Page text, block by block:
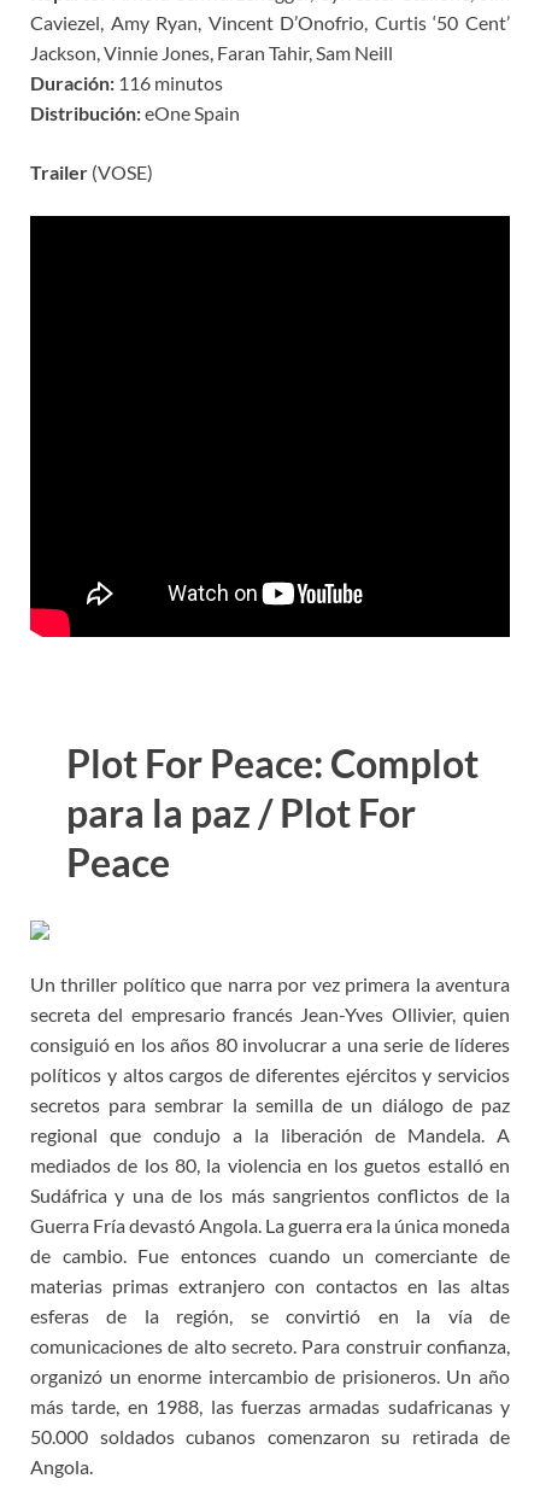
Caviezel, Amy Ryan, Vincent D’Onofrio, Curtis ‘50 Cent’
Jackson, Vinnie Jones, Faran Tahir, Sam Neill
Duración: 116 minutos
Distribución:eOne Spain
Trailer (VOSE)
Plot For Peace: Complot
para la paz / Plot For
Peace
Un thriller político que narra por vez primera la aventura
secreta del empresario francés Jean-Yves Ollivier, quien
consiguió en los años 80 involucrar a una serie de líderes
políticos y altos cargos de diferentes ejércitos y servicios
secretos para sembrar la semilla de un diálogo de paz
regional que condujo a la liberación de Mandela. A
mediados de los 80, la violencia en los guetos estalló en
Sudáfrica y una de los más sangrientos conflictos de la
Guerra Fría devastó Angola. La guerra era la única moneda
de cambio. Fue entonces cuando un comerciante de
materias primas extranjero con contactos en las altas
esferas de la región, se convirtió en la vía de
comunicaciones de alto secreto. Para construir confianza,
organizó un enorme intercambio de prisioneros. Un año
más tarde, en 1988, las fuerzas armadas sudafricanas y
50.000 soldados cubanos comenzaron su retirada de
Angola.